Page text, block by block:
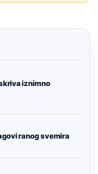
iznimno
ranog svemira